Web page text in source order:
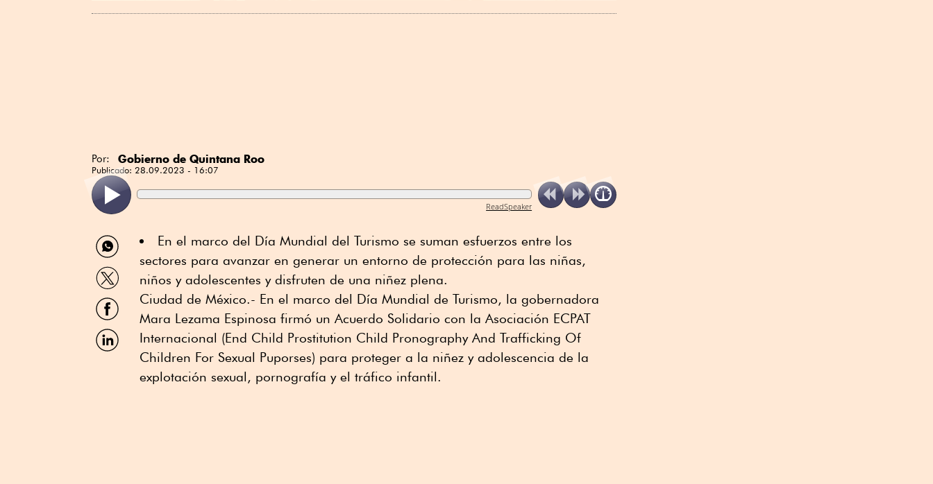
Por: Gobierno de Quintana Roo
Publicado: 28.09.2023 - 16:07
ReadSpeaker
Compartir
por
WhatsApp
Compartir
por
Twitter
Compartir
por
Facebook
Compartir
por
En el marco del Día Mundial del Turismo se suman esfuerzos entre los
sectores para avanzar en generar un entorno de protección para las niñas,
niños y adolescentes y disfruten de una niñez plena.
Ciudad de México.- En el marco del Día Mundial de Turismo, la gobernadora
Mara Lezama Espinosa firmó un Acuerdo Solidario con la Asociación ECPAT
Internacional (End Child Prostitution Child Pronography And Trafficking Of
Children For Sexual Puporses) para proteger a la niñez y adolescencia de la
explotación sexual, pornografía y el tráfico infantil.